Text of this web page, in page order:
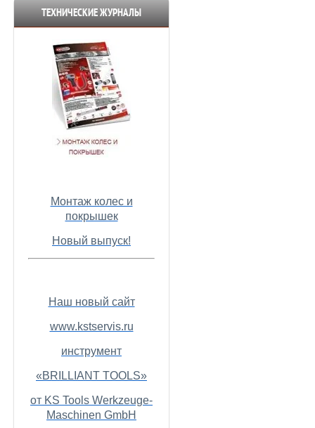
ТЕХНИЧЕСКИЕ ЖУРНАЛЫ
Монтаж колес и
покрышек
Новый выпуск!
Наш новый сайт
www.kstservis.ru
инструмент
«BRILLIANT TOOLS»
от KS Tools Werkzeuge-
Maschinen GmbH